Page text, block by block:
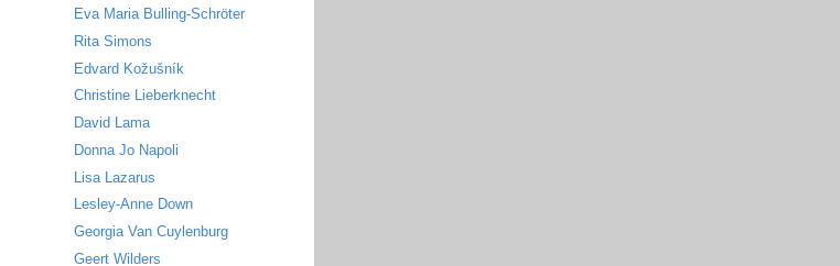
Eva Maria Bulling-Schröter
Rita Simons
Edvard Kožušník
Christine Lieberknecht
David Lama
Donna Jo Napoli
Lisa Lazarus
Lesley-Anne Down
Georgia Van Cuylenburg
Geert Wilders